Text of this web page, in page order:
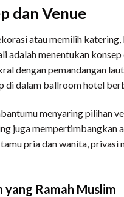
dan Venue
atau memilih
adalah menentukan
dengan pemandangan
di dalam ballroom hotel
menyaring pilihan
juga mempertimbangkan
pria dan wanita,
yang Ramah Muslim